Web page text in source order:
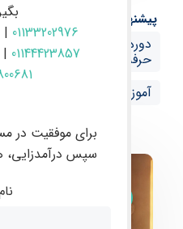
پیشنهاد ها:
دوره حضوری فارکس در بابل
حرفه‌ای با پشتیبانی VIP در آمل
آموزش فارکس از صفر تا
01133202976
|
01144423857
|
برای موفقیت در
سپس درآمدزایی،